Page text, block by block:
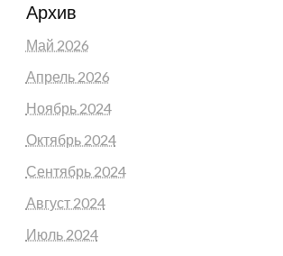
Архив
Май 2026
Апрель 2026
Ноябрь 2024
Октябрь 2024
Сентябрь 2024
Август 2024
Июль 2024